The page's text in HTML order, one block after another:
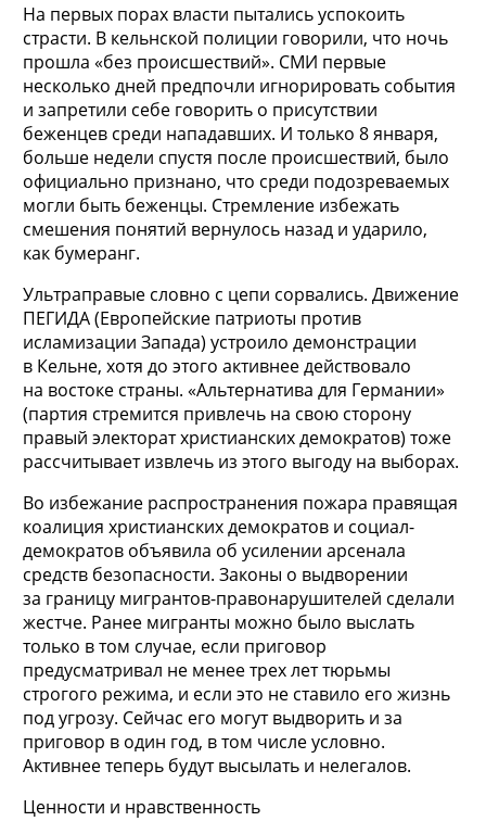
На первых порах власти пытались успокоить
страсти. В кельнской полиции говорили, что ночь
прошла «без происшествий». СМИ первые
несколько дней предпочли игнорировать события
и запретили себе говорить о присутствии
беженцев среди нападавших. И только 8 января,
больше недели спустя после происшествий, было
официально признано, что среди подозреваемых
могли быть беженцы. Стремление избежать
смешения понятий вернулось назад и ударило,
как бумеранг.
Ультраправые словно с цепи сорвались. Движение
ПЕГИДА (Европейские патриоты против
исламизации Запада) устроило демонстрации
в Кельне, хотя до этого активнее действовало
на востоке страны. «Альтернатива для Германии»
(партия стремится привлечь на свою сторону
правый электорат христианских демократов) тоже
рассчитывает извлечь из этого выгоду на выборах.
Во избежание распространения пожара правящая
коалиция христианских демократов и социал-
демократов объявила об усилении арсенала
средств безопасности. Законы о выдворении
за границу мигрантов-правонарушителей сделали
жестче. Ранее мигранты можно было выслать
только в том случае, если приговор
предусматривал не менее трех лет тюрьмы
строгого режима, и если это не ставило его жизнь
под угрозу. Сейчас его могут выдворить и за
приговор в один год, в том числе условно.
Активнее теперь будут высылать и нелегалов.
Ценности и нравственность